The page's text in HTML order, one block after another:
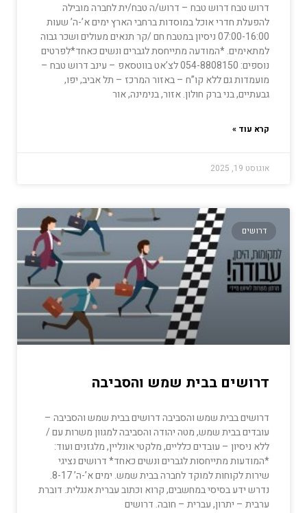
דרוש טבח דרוש טבח – דרוש/ה טבח/ית לחברה מובילה
להפעלת חדרי אוכל במוסדות ברחבי הארץ ימים א’-ה’ שעות
07:00-16:00 ניסיון במטבח חם /קר תנאים מעולים ושכר גבוה
למתאימים. *המודעה מתייחסת לגברים ונשים כאחד*לפרטים
נוספים: 054-8808150 לצ’אט בווטסאפ – עינב דרוש טבח –
מועמדות גם ללא קו”ח – באזור המרכז – תל אביב, יפו,
גבעתיים, בני ברק חולון. אזור, בנימינה, אור
קרא עוד »
אוגוסט 19, 2025
דרושים
דרושים בבית שמש והסביבה
דרושים בבית שמש והסביבה דרושים בבית שמש והסביבה –
עובדים בבית שמש, מטה יהודה והסביבה למגוון משרות עם /
ללא ניסיון – עובדים כלליים, מלקטי אונליין, מלגזנים ועוד:
*המודעות מתייחסות לגברים ונשים כאחד* דרושים נציגי
שירות לקוחות למוקד לחברה בבית שמש. ימים א’-ה’ 8-17.
נדרש ידע בסיסי במחשבים, קרוא וכתוב עברית אנגלית. דוברת
ערבית – יתרון, עברית – חובה. דרושים